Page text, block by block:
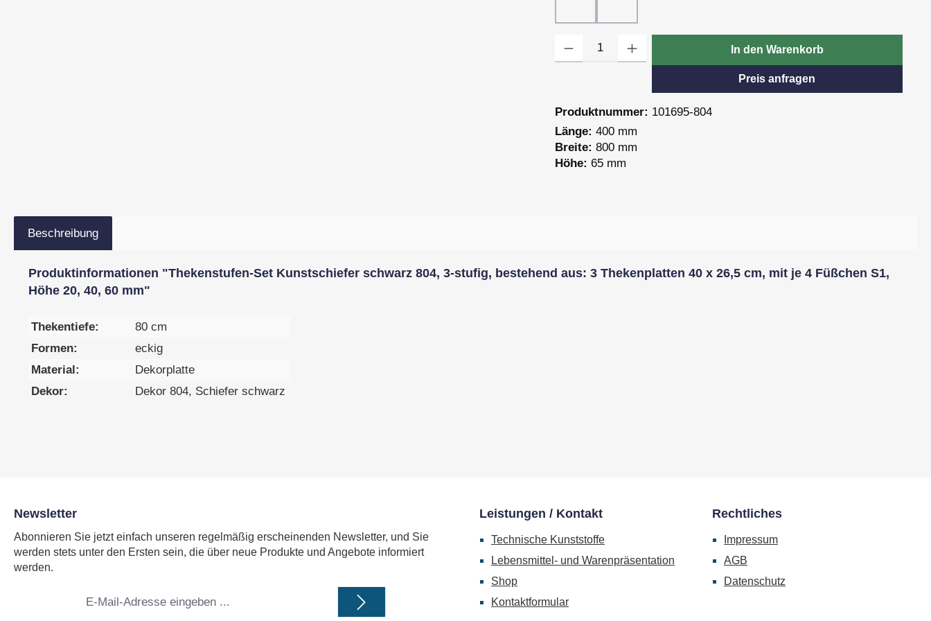
In den Warenkorb
Preis anfragen
Produktnummer: 101695-804
Länge: 400 mm
Breite: 800 mm
Höhe: 65 mm
Beschreibung
Produktinformationen "Thekenstufen-Set Kunstschiefer schwarz 804, 3-stufig, bestehend aus: 3 Thekenplatten 40 x 26,5 cm, mit je 4 Füßchen S1,
Höhe 20, 40, 60 mm"
Thekentiefe:
80 cm
Formen:
eckig
Material:
Dekorplatte
Dekor:
Dekor 804, Schiefer schwarz
Newsletter
Abonnieren Sie jetzt einfach unseren regelmäßig erscheinenden Newsletter, und Sie
werden stets unter den Ersten sein, die über neue Produkte und Angebote informiert
werden.
Mail-
Leistungen / Kontakt
Technische Kunststoffe
Lebensmittel- und Warenpräsentation
Shop
Kontaktformular
Rechtliches
Impressum
AGB
Datenschutz